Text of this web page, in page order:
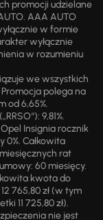
promocji udzielane
AAA AUTO
w formie
wyłącznie
w rozumieniu
we wszystkich
polega na
od 6,65%.
9,81%.
Insignia rocznik
0%. Całkowita
rat
60 miesięcy.
kwota do
765,80 zł (w tym
11 725,80 zł).
nie jest